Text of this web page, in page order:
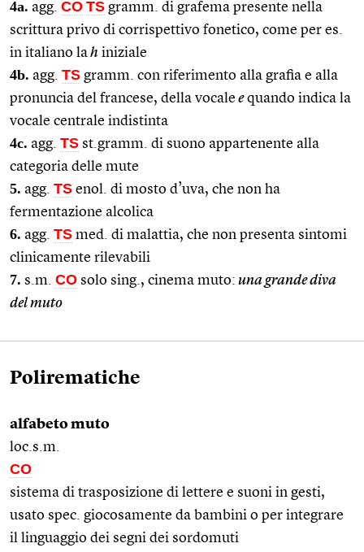
4a. agg. CO TS gramm. di grafema presente nella
scrittura privo di corrispettivo fonetico, come per es.
in italiano la h iniziale
4b. agg. TS gramm. con riferimento alla grafia e alla
pronuncia del francese, della vocale equando indica la
vocale centrale indistinta
4c. agg. TS st.gramm. di suono appartenente alla
categoria delle mute
5. agg. TS enol. di mosto d’uva, che non ha
fermentazione alcolica
6. agg. TS med. di malattia, che non presenta sintomi
clinicamente rilevabili
7. s.m. CO solo sing., cinema muto: una grande diva
del muto
Polirematiche
alfabeto muto
loc.s.m.
CO
sistema di trasposizione di lettere e suoni in gesti,
usato spec. giocosamente da bambini o per integrare
il linguaggio dei segni dei sordomuti